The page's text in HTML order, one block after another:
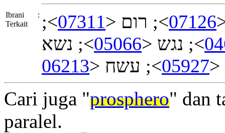
Ibrani
Terkait
: 07126>; רום <07311
>;
>; נגש <05066>; נשא
05927>; עשח <06213
Cari juga "prosphero" dan
paralel.